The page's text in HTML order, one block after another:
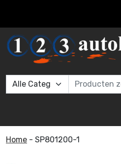
Home - SP801200-1